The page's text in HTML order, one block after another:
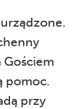
Gościem
pomoc.
przy